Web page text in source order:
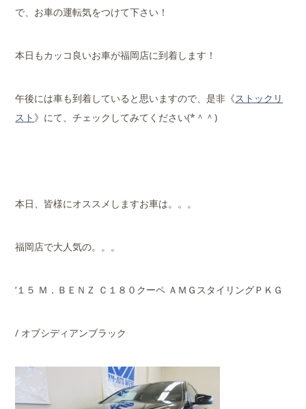
で、お車の運転気をつけて下さい！
本日もカッコ良いお車が福岡店に到着します！
午後には車も到着していると思いますので、是非《ストックリ
スト 》にて、チェックしてみてください(*＾＾)
本日、皆様にオススメしますお車は。。。
福岡店で大人気の。。。
‘１５ Ｍ．ＢＥＮＺ Ｃ１８０クーペ ＡＭＧスタイリングＰＫＧ
/ オブシディアンブラック